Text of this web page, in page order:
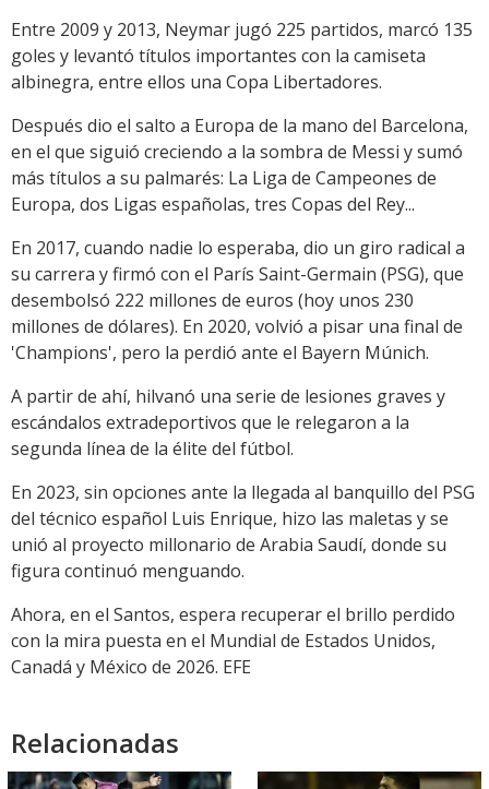
Entre 2009 y 2013, Neymar jugó 225 partidos, marcó 135
goles y levantó títulos importantes con la camiseta
albinegra, entre ellos una Copa Libertadores.
Después dio el salto a Europa de la mano del Barcelona,
en el que siguió creciendo a la sombra de Messi y sumó
más títulos a su palmarés: La Liga de Campeones de
Europa, dos Ligas españolas, tres Copas del Rey...
En 2017, cuando nadie lo esperaba, dio un giro radical a
su carrera y firmó con el París Saint-Germain (PSG), que
desembolsó 222 millones de euros (hoy unos 230
millones de dólares). En 2020, volvió a pisar una final de
'Champions', pero la perdió ante el Bayern Múnich.
A partir de ahí, hilvanó una serie de lesiones graves y
escándalos extradeportivos que le relegaron a la
segunda línea de la élite del fútbol.
En 2023, sin opciones ante la llegada al banquillo del PSG
del técnico español Luis Enrique, hizo las maletas y se
unió al proyecto millonario de Arabia Saudí, donde su
figura continuó menguando.
Ahora, en el Santos, espera recuperar el brillo perdido
con la mira puesta en el Mundial de Estados Unidos,
Canadá y México de 2026. EFE
Relacionadas